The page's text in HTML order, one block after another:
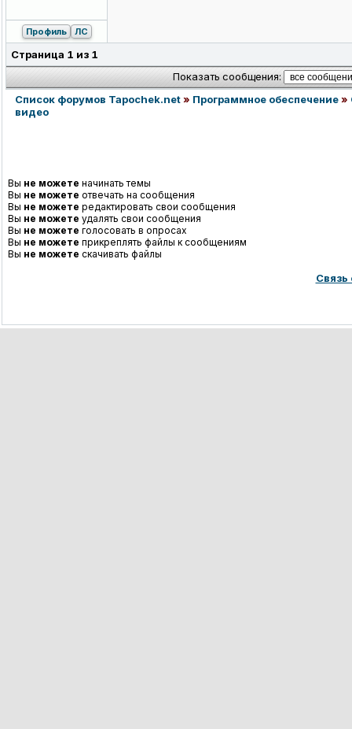
Профиль ЛС
Страница 1 из 1
Показать сообщения:
Список форумов Tapochek.net» Программное обеспечение»
видео
Вы не можете начинать темы
Вы не можете отвечать на сообщения
Вы не можете редактировать свои сообщения
Вы не можете удалять свои сообщения
Вы не можете голосовать в опросах
Вы не можете прикреплять файлы к сообщениям
Вы не можете скачивать файлы